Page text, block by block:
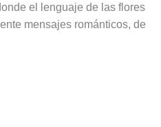
el lenguaje de las flores
mensajes románticos, de